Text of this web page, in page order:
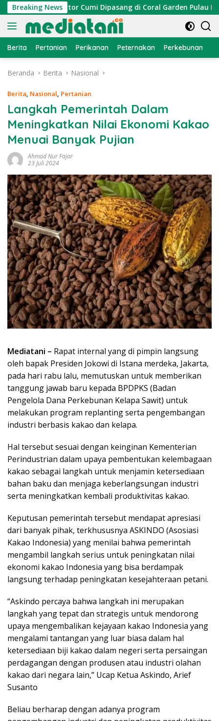
Langsung
ke
konten
Breaking News
Atraktor Cumi Dipasang di Coral Garden Pulau Barrang
Berita Pertanian Perikanan Peternakan Perkebunan
Beranda Berita Nasional
Berita, Nasional, Pertanian
Langkah Pemerintah Dalam
Meningkatkan Nilai Ekonomi Kakao
Menuai Banyak Pujian
Ahmad Nur Fajar
23 Juli 2024
Mediatani – Rapat internal yang di pimpin langsung
oleh bapak Presiden Jokowi di Istana merdeka, Jakarta,
pada hari rabu lalu, memutuskan untuk memberikan
tanggung jawab baru kepada BPDPKS (Badan
Pengelola Dana Perkebunan Kelapa Sawit) untuk
melakukan program replanting serta pengembangan
industri berbasis kakao dan kelapa.
Hal tersebut sesuai dengan keinginan Kementerian
Perindustrian dalam upaya pembentukan kelembagaan
kakao sebagai langkah untuk menjamin ketersediaan
bahan baku dan menjaga keberlangsungan industri
serta meningkatkan kembali produktivitas kakao.
Keputusan pemerintah tersebut mendapat apresiasi
dari banyak pihak, terkhususnya ASKINDO (Asosiasi
Kakao Indonesia) yang menilai bahwa pemerintah
mengambil langkah serius untuk peningkatan nilai
ekonomi kakao Indonesia yang bisa berdampak
langsung terhadap peningkatan kesejahteraan petani.
“Askindo percaya bahwa langkah ini merupakan
langkah yang tepat dan strategis untuk mendorong
upaya mengembalikan kejayaan kakao Indonesia yang
mengalami tantangan yang luar biasa dalam hal
ketersediaan biji kakao dalam negeri serta persaingan
perdagangan dengan produsen atau industri olahan
kakao dari negara lain,” Ucap Ketua Askindo, Arief
Susanto
Beliau berharap dengan adanya program